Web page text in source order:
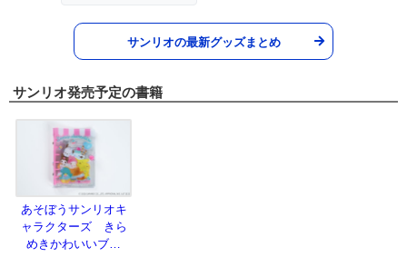
サンリオの最新グッズまとめ
サンリオ発売予定の書籍
あそぼうサンリオキ
ャラクターズ きら
めきかわいいブッ